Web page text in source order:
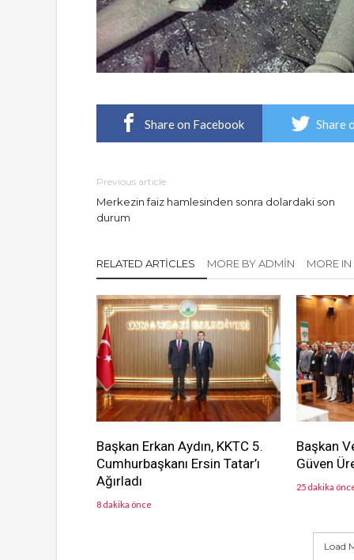
Share on Facebook Share
Previous article
Merkezin faiz hamlesinden sonra dolardaki son
durum
RELATED ARTICLES MORE BY ADMIN MORE
Başkan Erkan Aydın, KKTC 5.
Cumhurbaşkanı Ersin Tatar’ı
Ağırladı
8 dakika önce
Başkan
Güven
25 dakika
Load